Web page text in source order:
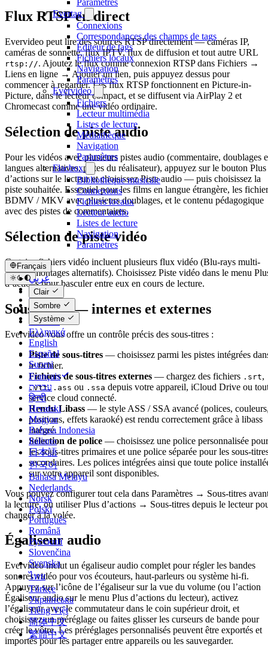
Paramètres
Evertag
Connexions
Correspondances des champs de tags
Éditeur de tags
Fichiers locaux
Navigation
Paramètres
Evervideo
Fichiers
Lecteur multimédia
Listes de lecture
Médiathèque
Navigation
Paramètres
Flacbox
Bibliothèque musicale
Connexions
Fichiers locaux
Lecteur audio
Listes de lecture
Navigation
Paramètres
Français
عربي
Català
Čeština
Dansk
Deutsch
Ελληνικά
English
Español
Suomi
Français
עברית
हिन्दी
Hrvatski
Magyar
Bahasa Indonesia
Italiano
日本語
한국어
Bahasa Melayu
Nederlands
Norsk
Polski
Português
Română
Русский
Slovenčina
Svenska
ไทย
Türkçe
Українська
Tiếng Việt
简体中文
繁體中文
Clair
Sombre
Système
Flux RTSP en direct
Evervideo peut lire des sources RTSP directement — caméras IP,
caméras de sonnette, flux IPTV, flux de diffusion et tout autre URL
rtsp://. Ajoutez le flux comme connexion RTSP dans Fichiers →
Liens en ligne → Ajouter un lien, puis appuyez dessus pour
commencer à regarder. Les flux RTSP fonctionnent en Picture-in-
Picture, dans le lecteur compact, et se diffusent via AirPlay 2 et
Chromecast comme une vidéo ordinaire.
Sélection de piste audio
Pour les vidéos avec plusieurs pistes audio (commentaire, doublages
langues alternatives, pistes du réalisateur), appuyez sur le bouton Plus
d’actions sur le lecteur et choisissez Piste audio — puis choisissez la
piste souhaitée. Essentiel pour les films en langue étrangère, les
BDMV / MKV avec plusieurs doublages, et le contenu pédagogique
avec des pistes de commentaires.
Sélection de piste vidéo
Certains fichiers vidéo incluent plusieurs flux vidéo (Blu-rays multi-
angles, montages alternatifs). Choisissez Piste vidéo dans le menu
d’actions pour basculer entre eux en cours de lecture.
Sous-titres — internes et externes
Evervideo vous offre un contrôle précis des sous-titres :
Piste de sous-titres — choisissez parmi les pistes intégrées
le fichier.
Fichiers de sous-titres externes — chargez des fichiers .srt,
.vtt, .ass ou .ssa depuis votre appareil, iCloud Drive ou
service cloud connecté.
Rendu Libass — le style ASS / SSA avancé (polices,
positions, effets karaoké) est rendu correctement grâce à libass
intégré.
Sélection de police — choisissez une police personnalisée pour
les sous-titres primaires et une police séparée pour les sous-
secondaires. Les polices intégrées ainsi que toute police
sur votre appareil sont disponibles.
Vous pouvez configurer tout cela dans Paramètres → Sous-titres
la lecture, ou utiliser Plus d’actions → Sous-titres depuis le lecteur
changer à la volée.
Égaliseur audio
Evervideo inclut un égaliseur audio complet pour régler les bandes
sonores vidéo pour vos écouteurs, haut-parleurs ou système hi-fi.
Appuyez sur l’icône de l’égaliseur sur la vue du volume (ou l’action
Égaliseur audio sur le menu Plus d’actions du lecteur), activez
l’égaliseur avec le commutateur dans le coin supérieur droit, et
choisissez un préréglage ou faites glisser les curseurs de bande pour
créer le vôtre. Les préréglages personnalisés peuvent être exportés et
importés pour les partager entre appareils ou les sauvegarder.